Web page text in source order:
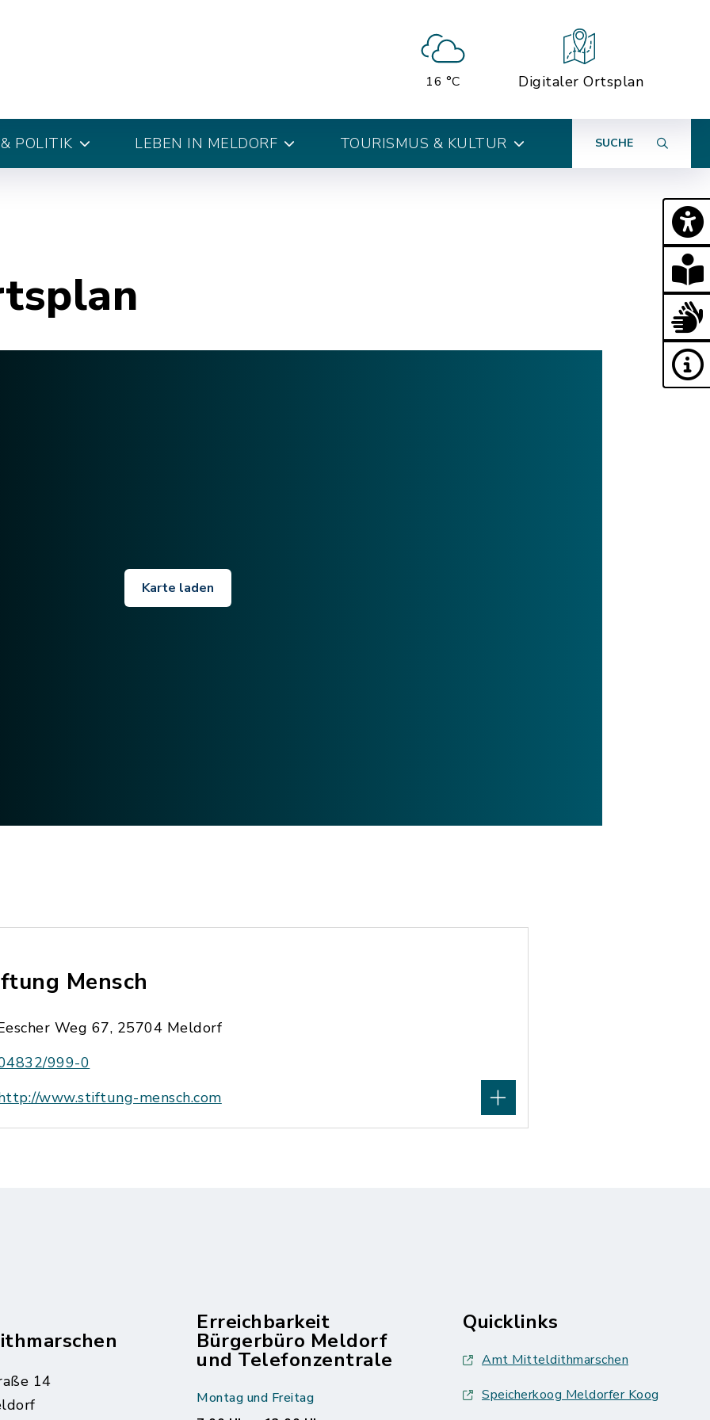
16 °C Digitaler Ortsplan
POLITIK LEBEN IN MELDORF TOURISMUS & KULTUR SUCHE
Karte laden
Mensch
Weg 67, 25704 Meldorf
999-0
www.stiftung-mensch.com
14
Erreichbarkeit
Bürgerbüro Meldorf
und Telefonzentrale
Montag und Freitag
Quicklinks
Amt Mitteldithmarschen
Speicherkoog Meldorfer Koog